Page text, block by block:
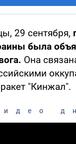
29 сентября,
была
Она
"Кинжал".